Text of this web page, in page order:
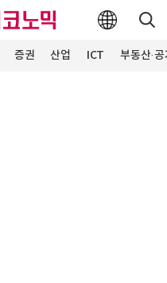
증권 산업 ICT 부동산·